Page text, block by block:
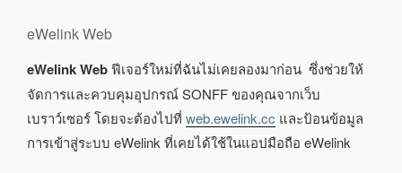
eWelink Web
eWelink Web ฟีเจอร์ใหม่ที่ฉันไม่เคยลองมาก่อน ซึ่งช่วยให้
จัดการและควบคุมอุปกรณ์ SONFF ของคุณจากเว็บ
เบราว์เซอร์ โดยจะต้องไปที่ web.ewelink.cc และป้อนข้อมูล
การเข้าสู่ระบบ eWelink ที่เคยได้ใช้ในแอปมือถือ eWelink